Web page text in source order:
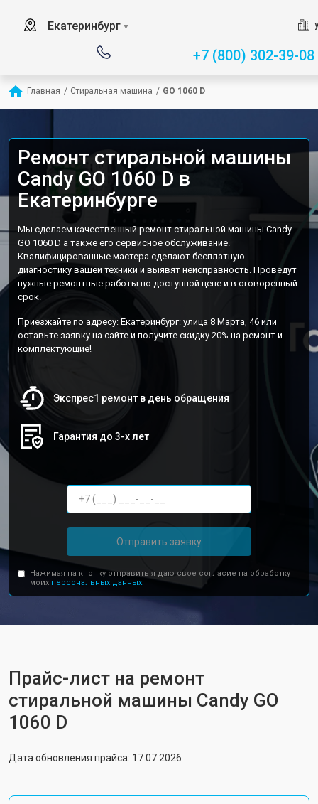
Екатеринбург ▼
+7 (800) 302-39-08
Главная / Стиральная машина / GO 1060 D
Ремонт стиральной машины
Candy GO 1060 D в
Екатеринбурге
Мы сделаем качественный ремонт стиральной машины Candy
GO 1060 D а также его сервисное обслуживание.
Квалифицированные мастера сделают бесплатную
диагностику вашей техники и выявят неисправность. Проведут
нужные ремонтные работы по доступной цене и в оговоренный
срок.
Приезжайте по адресу: Екатеринбург: улица 8 Марта, 46 или
оставьте заявку на сайте и получите скидку 20% на ремонт и
комплектующие!
Экспрес1 ремонт в день обращения
Гарантия до 3-х лет
Отправить заявку
Нажимая на кнопку отправить я даю свое согласие на обработку
моих персональных данных.
Прайс-лист на ремонт
стиральной машины Candy GO
1060 D
Дата обновления прайса: 17.07.2026